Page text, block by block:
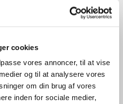
cookies
vores annoncer, til at vise
og til at analysere vores
om din brug af vores
inden for sociale medier,
videre på det, du
til at bidrage mere til
du læse mere her.
med Klaviyo